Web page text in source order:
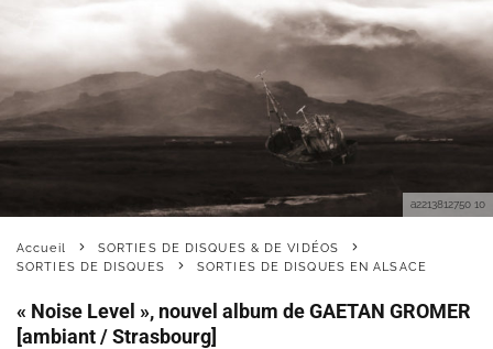
a2213812750 10
Accueil
SORTIES DE DISQUES & DE VIDÉOS
SORTIES DE DISQUES
SORTIES DE DISQUES EN ALSACE
« Noise Level », nouvel album de GAETAN GROMER
[ambiant / Strasbourg]